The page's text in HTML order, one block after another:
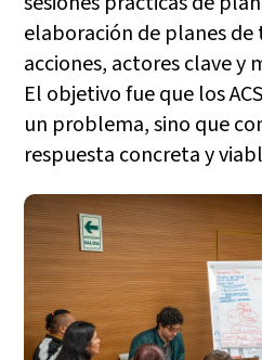
elaboración de planes
acciones, actores clave y
El objetivo fue que los
un problema, sino que
respuesta concreta y